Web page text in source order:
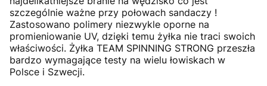
szczególnie ważne przy połowach sandaczy !
Zastosowano polimery niezwykle oporne na
promieniowanie UV, dzięki temu żyłka nie traci swoich
właściwości. Żyłka TEAM SPINNING STRONG przeszła
bardzo wymagające testy na wielu łowiskach w
Polsce i Szwecji.